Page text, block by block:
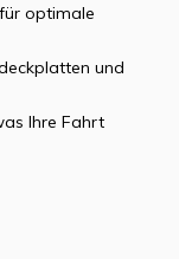
optimale
und
Ihre Fahrt